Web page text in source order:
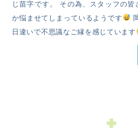
じ苗字です。 その為、スタッフの
か悩ませてしまっているようです
日違いで不思議なご縁を感じています